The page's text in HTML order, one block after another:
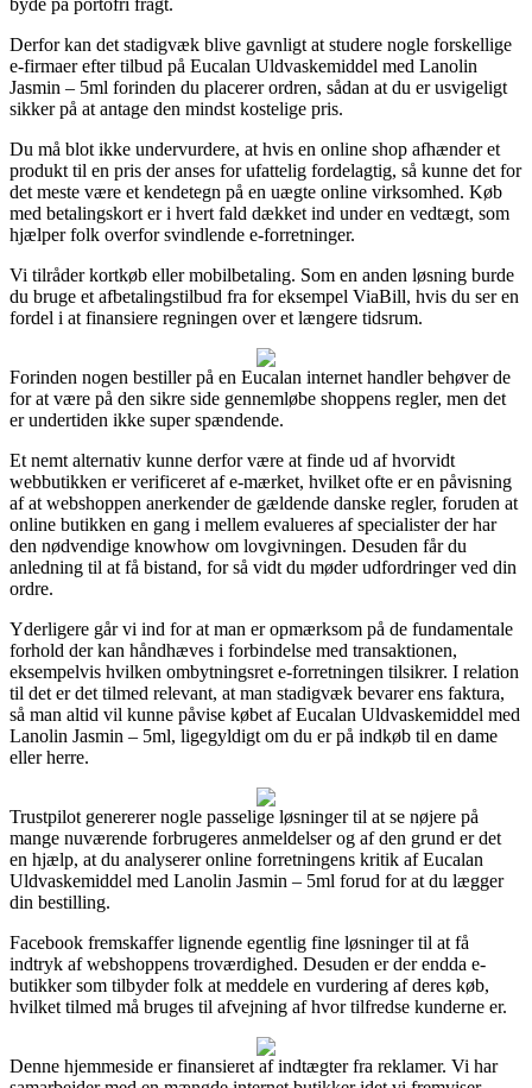
Derfor kan det stadigvæk blive gavnligt at studere nogle forskellige
e-firmaer efter tilbud på Eucalan Uldvaskemiddel med Lanolin
Jasmin – 5ml forinden du placerer ordren, sådan at du er usvigeligt
sikker på at antage den mindst kostelige pris.
Du må blot ikke undervurdere, at hvis en online shop afhænder et
produkt til en pris der anses for ufattelig fordelagtig, så kunne det for
det meste være et kendetegn på en uægte online virksomhed. Køb
med betalingskort er i hvert fald dækket ind under en vedtægt, som
hjælper folk overfor svindlende e-forretninger.
Vi tilråder kortkøb eller mobilbetaling. Som en anden løsning burde
du bruge et afbetalingstilbud fra for eksempel ViaBill, hvis du ser en
fordel i at finansiere regningen over et længere tidsrum.
Forinden nogen bestiller på en Eucalan internet handler behøver de
for at være på den sikre side gennemløbe shoppens regler, men det
er undertiden ikke super spændende.
Et nemt alternativ kunne derfor være at finde ud af hvorvidt
webbutikken er verificeret af e-mærket, hvilket ofte er en påvisning
af at webshoppen anerkender de gældende danske regler, foruden at
online butikken en gang i mellem evalueres af specialister der har
den nødvendige knowhow om lovgivningen. Desuden får du
anledning til at få bistand, for så vidt du møder udfordringer ved din
ordre.
Yderligere går vi ind for at man er opmærksom på de fundamentale
forhold der kan håndhæves i forbindelse med transaktionen,
eksempelvis hvilken ombytningsret e-forretningen tilsikrer. I relation
til det er det tilmed relevant, at man stadigvæk bevarer ens faktura,
så man altid vil kunne påvise købet af Eucalan Uldvaskemiddel med
Lanolin Jasmin – 5ml, ligegyldigt om du er på indkøb til en dame
eller herre.
Trustpilot genererer nogle passelige løsninger til at se nøjere på
mange nuværende forbrugeres anmeldelser og af den grund er det
en hjælp, at du analyserer online forretningens kritik af Eucalan
Uldvaskemiddel med Lanolin Jasmin – 5ml forud for at du lægger
din bestilling.
Facebook fremskaffer lignende egentlig fine løsninger til at få
indtryk af webshoppens troværdighed. Desuden er der endda e-
butikker som tilbyder folk at meddele en vurdering af deres køb,
hvilket tilmed må bruges til afvejning af hvor tilfredse kunderne er.
Denne hjemmeside er finansieret af indtægter fra reklamer. Vi har